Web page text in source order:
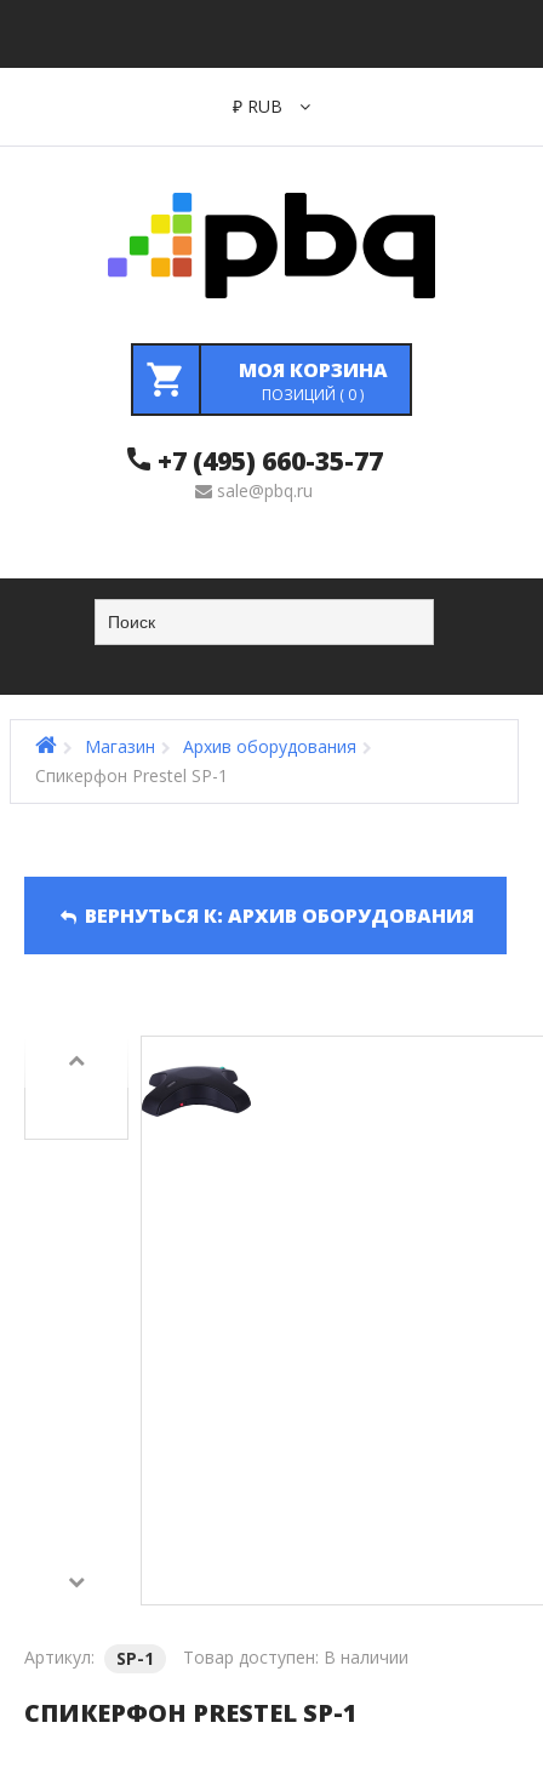
₽ RUB
МОЯ КОРЗИНА
ПОЗИЦИЙ ( 0)
+7 (495) 660-35-77
sale@pbq.ru
Магазин
Архив оборудования
Спикерфон Prestel SP-1
ВЕРНУТЬСЯ К: АРХИВ ОБОРУДОВАНИЯ
Артикул: SP-1 Товар доступен: В наличии
СПИКЕРФОН PRESTEL SP-1